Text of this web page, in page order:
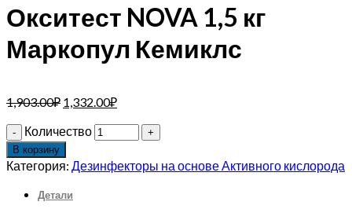
Окситест NOVA 1,5 кг
Маркопул Кемиклс
1,903.00₽ 1,332.00₽
Количество
В корзину
Категория: Дезинфекторы на основе Активного кислорода
Детали